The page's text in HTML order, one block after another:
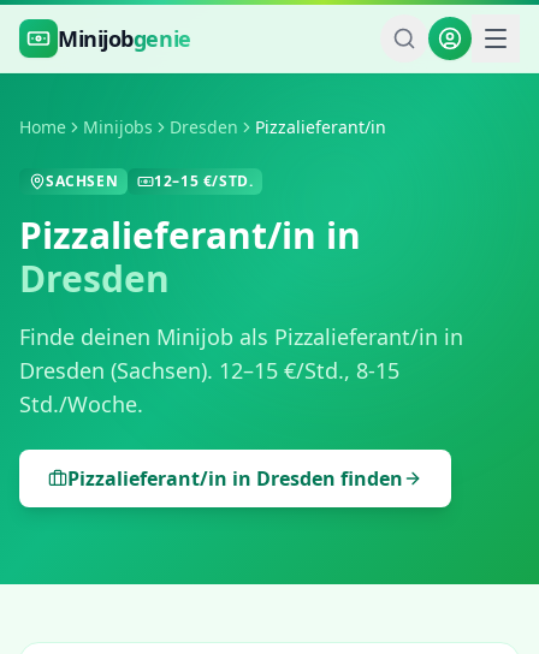
Zum Hauptinhalt springen
Minijobgenie
Home Minijobs Dresden Pizzalieferant/in
SACHSEN 12–15 €/STD.
Pizzalieferant/in in
Dresden
Finde deinen Minijob als Pizzalieferant/in in
Dresden (Sachsen). 12–15 €/Std., 8-15
Std./Woche.
Pizzalieferant/in in Dresden finden